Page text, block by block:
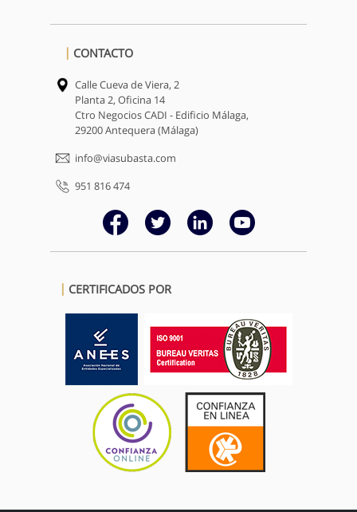
CONTACTO
Calle Cueva de Viera, 2
Planta 2, Oficina 14
Ctro Negocios CADI - Edificio Málaga,
29200 Antequera (Málaga)
info@viasubasta.com
951 816 474
CERTIFICADOS POR